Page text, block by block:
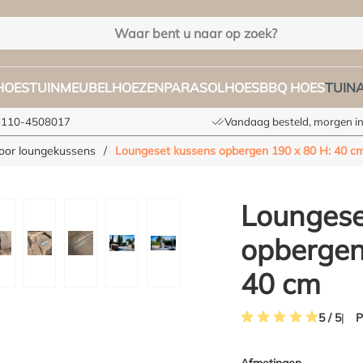
TUINMEUBELHOEZENPARASOLHOESBBQ HOES
4508017 Vandaag besteld, morgen
loungekussens / Loungeset kussens opbergen 190 x 80 H: 40
40 cm
5 / 5